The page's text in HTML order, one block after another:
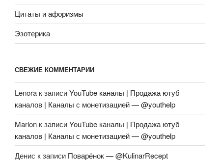
Цитаты и афоризмы
Эзотерика
СВЕЖИЕ КОММЕНТАРИИ
Lenora к записиYouTube каналы | Продажа ютуб
каналов | Каналы с монетизацией — @youthelp
Marlon к записиYouTube каналы | Продажа ютуб
каналов | Каналы с монетизацией — @youthelp
Денис к записи Поварёнок — @KulinarRecept